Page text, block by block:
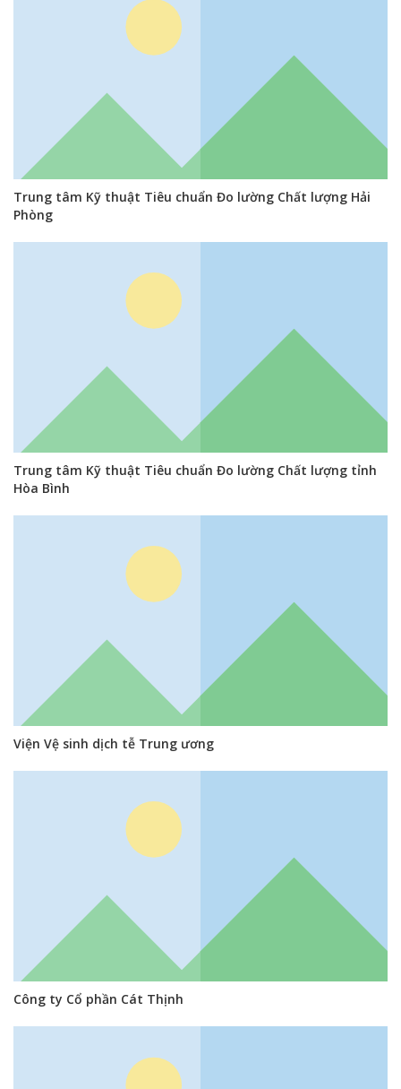
Trung tâm Kỹ thuật Tiêu chuẩn Đo lường Chất lượng Hải
Phòng
Trung tâm Kỹ thuật Tiêu chuẩn Đo lường Chất lượng tỉnh
Hòa Bình
Viện Vệ sinh dịch tễ Trung ương
Công ty Cổ phần Cát Thịnh